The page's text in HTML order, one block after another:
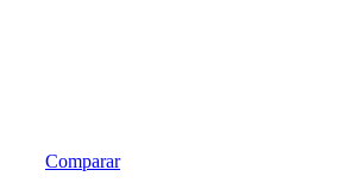
Comparar